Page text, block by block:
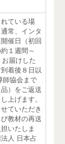
ている場
常、インタ
催日（初回
１週間～
届けした
着後８日以
師協会まで
）をご返送
上げます。
ていただき
教材の再送
いたしま
人 日本占